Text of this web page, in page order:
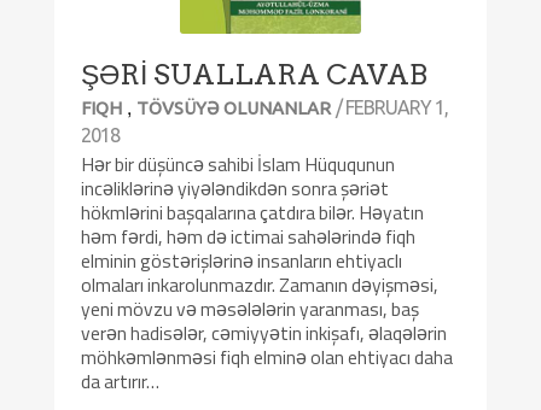
ŞƏRİ SUALLARA CAVAB
FIQH , TÖVSÜYƏ OLUNANLAR / FEBRUARY 1,
2018
Hər bir düşüncə sahibi İslam Hüququnun
incəliklərinə yiyələndikdən sonra şəriət
hökmlərini başqalarına çatdıra bilər. Həyatın
həm fərdi, həm də ictimai sahələrində fiqh
elminin göstərişlərinə insanların ehtiyaclı
olmaları inkarolunmazdır. Zamanın dəyişməsi,
yeni mövzu və məsələlərin yaranması, baş
verən hadisələr, cəmiyyətin inkişafı, əlaqələrin
möhkəmlənməsi fiqh elminə olan ehtiyacı daha
da artırır…